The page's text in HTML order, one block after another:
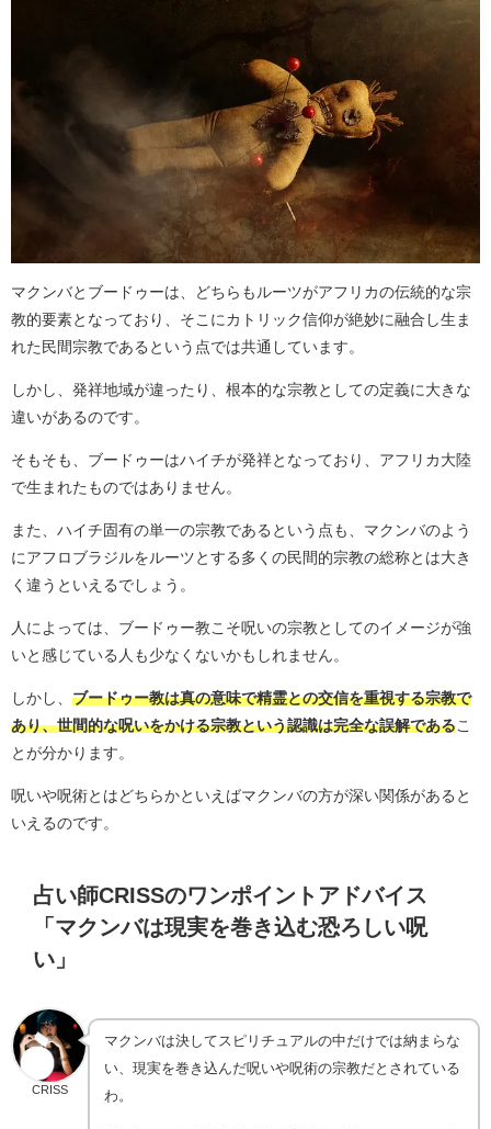
マクンバとブードゥーは、どちらもルーツがアフリカの伝統的な宗
教的要素となっており、そこにカトリック信仰が絶妙に融合し生ま
れた民間宗教であるという点では共通しています。
しかし、発祥地域が違ったり、根本的な宗教としての定義に大きな
違いがあるのです。
そもそも、ブードゥーはハイチが発祥となっており、アフリカ大陸
で生まれたものではありません。
また、ハイチ固有の単一の宗教であるという点も、マクンバのよう
にアフロブラジルをルーツとする多くの民間的宗教の総称とは大き
く違うといえるでしょう。
人によっては、ブードゥー教こそ呪いの宗教としてのイメージが強
いと感じている人も少なくないかもしれません。
しかし、 ブードゥー教は真の意味で精霊との交信を重視する宗教で
あり、世間的な呪いをかける宗教という認識は完全な誤解である こ
とが分かります。
呪いや呪術とはどちらかといえばマクンバの方が深い関係があると
いえるのです。
占い師CRISSのワンポイントアドバイス
「マクンバは現実を巻き込む恐ろしい呪
い」
CRISS
マクンバは決してスピリチュアルの中だけでは納まらな
い、現実を巻き込んだ呪いや呪術の宗教だとされている
わ。